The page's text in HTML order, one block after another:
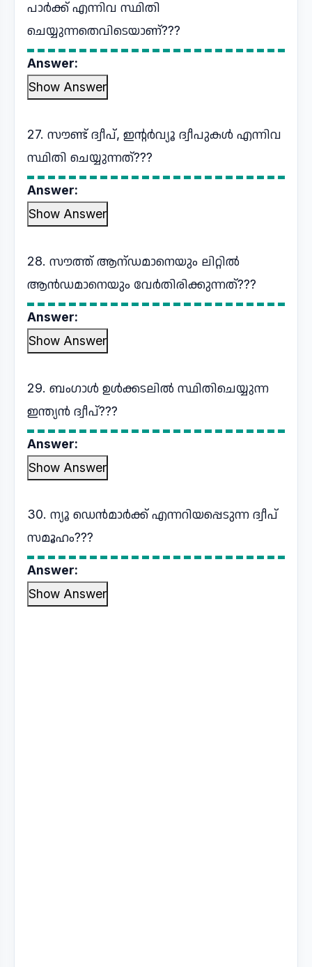
പാർക്ക് എന്നിവ സ്ഥിതി
ചെയ്യുന്നതെവിടെയാണ്???
Answer:
Show Answer
27. സൗണ്ട് ദ്വീപ്, ഇന്റർവ്യൂ ദ്വീപുകൾ എന്നിവ
സ്ഥിതി ചെയ്യുന്നത്???
Answer:
Show Answer
28. സൗത്ത് ആന്ഡമാനെയും ലിറ്റിൽ
ആൻഡമാനെയും വേർതിരിക്കുന്നത്???
Answer:
Show Answer
29. ബംഗാൾ ഉൾക്കടലിൽ സ്ഥിതിചെയ്യുന്ന
ഇന്ത്യൻ ദ്വീപ്???
Answer:
Show Answer
30. ന്യൂ ഡെൻമാർക്ക് എന്നറിയപ്പെടുന്ന ദ്വീപ്
സമൂഹം???
Answer:
Show Answer